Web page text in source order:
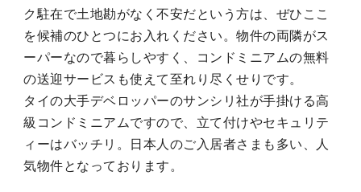
ク駐在で土地勘がなく不安だという方は、ぜひここ
を候補のひとつにお入れください。物件の両隣がス
ーパーなので暮らしやすく、コンドミニアムの無料
の送迎サービスも使えて至れり尽くせりです。
タイの大手デベロッパーのサンシリ社が手掛ける高
級コンドミニアムですので、立て付けやセキュリテ
ィーはバッチリ。日本人のご入居者さまも多い、人
気物件となっております。